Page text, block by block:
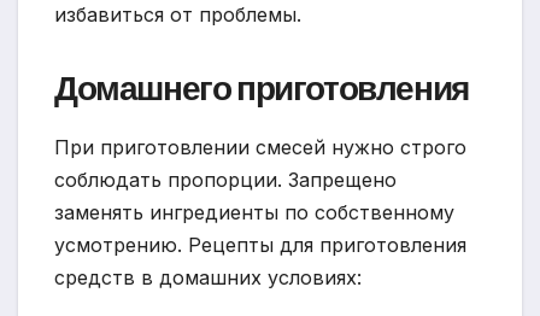
избавиться от проблемы.
Домашнего приготовления
При приготовлении смесей нужно строго
соблюдать пропорции. Запрещено
заменять ингредиенты по собственному
усмотрению. Рецепты для приготовления
средств в домашних условиях: